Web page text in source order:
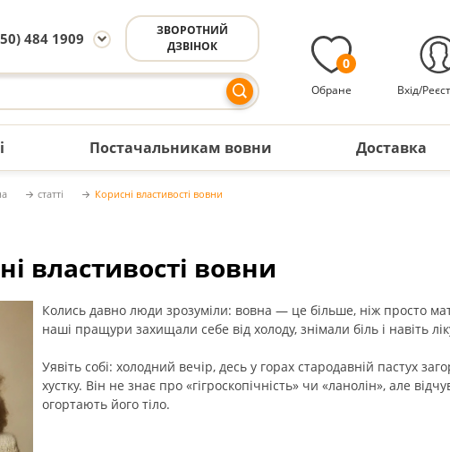
484 1909
ЗВОРОТНИЙ
ДЗВІНОК
0
Обране Вхід/
Постачальникам вовни Доставка
статті Корисні властивості вовни
властивості вовни
Колись давно люди зрозуміли: вовна — це більше, ніж просто
наші пращури захищали себе від холоду, знімали біль і навіть
Уявіть собі: холодний вечір, десь у горах стародавній пастух
хустку. Він не знає про «гігроскопічність» чи «ланолін», але
огортають його тіло.